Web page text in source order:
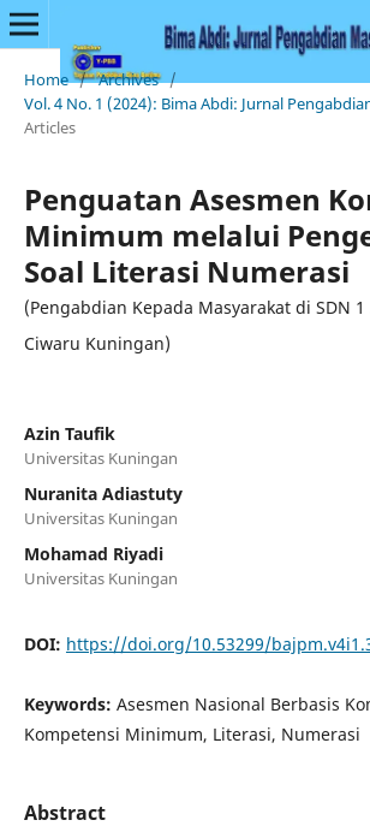
Home / Archives /
Vol. 4 No. 1 (2024): Bima Abdi: Jurnal
Articles
Penguatan Asesmen
Minimum melalui
Soal Literasi Numerasi
(Pengabdian Kepada Masyarakat di SDN
Ciwaru Kuningan)
Azin Taufik
Universitas Kuningan
Nuranita Adiastuty
Universitas Kuningan
Mohamad Riyadi
Universitas Kuningan
DOI: https://doi.org/10.53299/
Keywords: Asesmen Nasional Berbasis
Kompetensi Minimum, Literasi, Numerasi
Abstract